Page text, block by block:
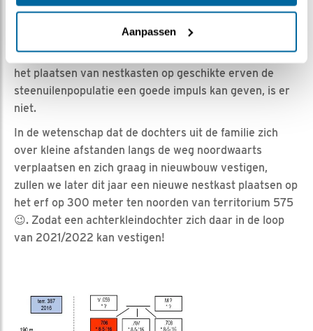
Aanpassen
potentiële broedlocaties gecreëerd, waar zich dus snel
nieuwe stellen hebben gevestigd. Een beter bewijs dat
het plaatsen van nestkasten op geschikte erven de
steenuilenpopulatie een goede impuls kan geven, is er
niet.
In de wetenschap dat de dochters uit de familie zich
over kleine afstanden langs de weg noordwaarts
verplaatsen en zich graag in nieuwbouw vestigen,
zullen we later dit jaar een nieuwe nestkast plaatsen op
het erf op 300 meter ten noorden van territorium 575
😉. Zodat een achterkleindochter zich daar in de loop
van 2021/2022 kan vestigen!